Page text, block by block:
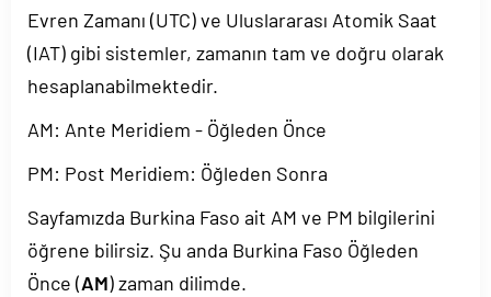
Evren Zamanı (UTC) ve Uluslararası Atomik Saat
(IAT) gibi sistemler, zamanın tam ve doğru olarak
hesaplanabilmektedir.
AM: Ante Meridiem - Öğleden Önce
PM: Post Meridiem: Öğleden Sonra
Sayfamızda Burkina Faso ait AM ve PM bilgilerini
öğrene bilirsiz. Şu anda Burkina Faso Öğleden
Önce (AM) zaman dilimde.